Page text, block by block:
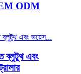
ODM
ব্লুটুথ এবং